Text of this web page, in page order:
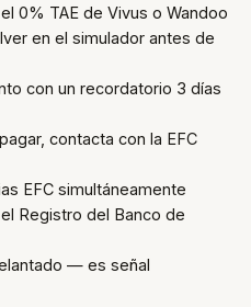
0% TAE de Vivus o Wandoo
en el simulador antes de
con un recordatorio 3 días
contacta con la EFC
EFC simultáneamente
Registro del Banco de
— es señal